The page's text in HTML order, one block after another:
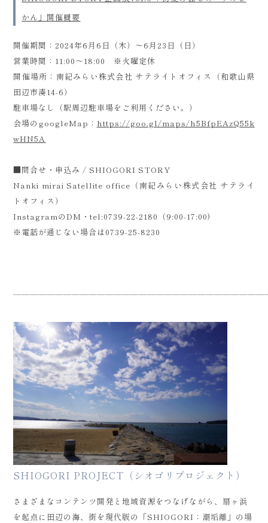
かん」開催概要
開催期間：2024年6月6日（木）～6月23日（日）
営業時間：11:00〜18:00 ※火曜定休
開催場所：南紀みらい株式会社 サテライトオフィス（和歌山県
田辺市湊14-6）
駐車場なし（駅周辺駐車場をご利用ください。）
会場のgoogleMap： https://goo.gl/maps/h5BfpEAzQ55k
wHN5A
■問合せ・申込み / SHIOGORI STORY
Nanki mirai Satellite office（南紀みらい株式会社 サテライ
トオフィス）
InstagramのDM・tel:0739-22-2180（9:00-17:00)
※電話が通じない場合は0739-25-8230
SHIOGORI PROJECT（シオゴリプロジェクト）
さまざまなコンテンツ開発と地域資源をつなげながら、扇ヶ浜
を起点に田辺の海、街を現代版の「SHIOGORI：潮垢離」の場